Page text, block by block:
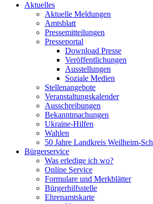
Aktuelles
Aktuelle Meldungen
Amtsblatt
Pressemitteilungen
Presseportal
Download Presse
Veröffentlichungen
Ausstellungen
Soziale Medien
Stellenangebote
Veranstaltungskalender
Ausschreibungen
Bekanntmachungen
Ukraine-Hilfen
Wahlen
50 Jahre Landkreis Weilheim-
Bürgerservice
Was erledige ich wo?
Online Service
Formulare und Merkblätter
Bürgerhilfsstelle
Ehrenamtskarte